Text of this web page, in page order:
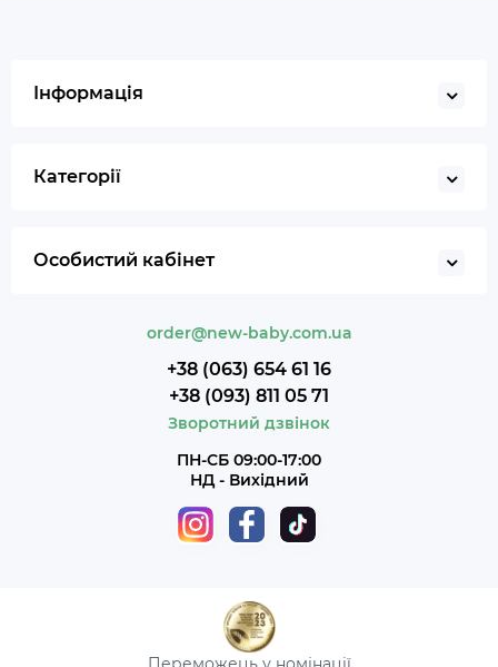
Інформація
Категорії
Особистий кабінет
order@new-baby.com.ua
+38 (063) 654 61 16
+38 (093) 811 05 71
Зворотний дзвінок
ПН-СБ 09:00-17:00
НД - Вихідний